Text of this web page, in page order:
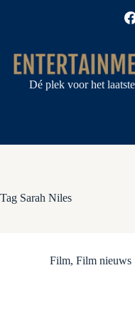
Dé plek voor het
Tag Sarah Niles
Film, Film nieuws